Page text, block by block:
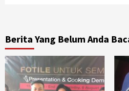
Berita Yang Belum Anda